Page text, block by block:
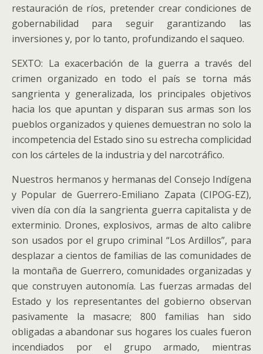
restauración de ríos, pretender crear condiciones de
gobernabilidad para seguir garantizando las
inversiones y, por lo tanto, profundizando el saqueo.
SEXTO: La exacerbación de la guerra a través del
crimen organizado en todo el país se torna más
sangrienta y generalizada, los principales objetivos
hacia los que apuntan y disparan sus armas son los
pueblos organizados y quienes demuestran no solo la
incompetencia del Estado sino su estrecha complicidad
con los cárteles de la industria y del narcotráfico.
Nuestros hermanos y hermanas del Consejo Indígena
y Popular de Guerrero-Emiliano Zapata (CIPOG-EZ),
viven día con día la sangrienta guerra capitalista y de
exterminio. Drones, explosivos, armas de alto calibre
son usados por el grupo criminal “Los Ardillos”, para
desplazar a cientos de familias de las comunidades de
la montaña de Guerrero, comunidades organizadas y
que construyen autonomía. Las fuerzas armadas del
Estado y los representantes del gobierno observan
pasivamente la masacre; 800 familias han sido
obligadas a abandonar sus hogares los cuales fueron
incendiados por el grupo armado, mientras